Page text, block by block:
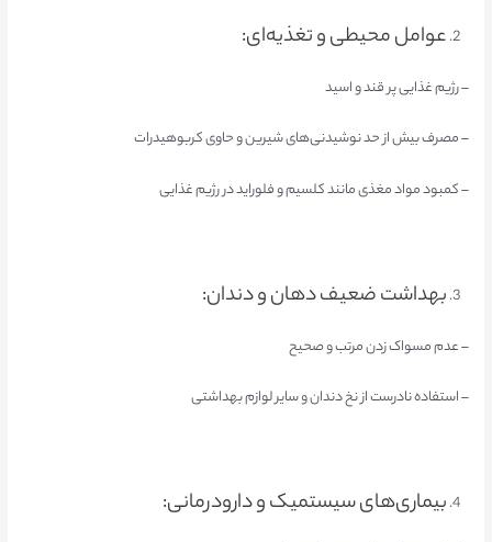
عوامل محیطی و تغذیه‌ای:
– رژیم غذایی پر قند و اسید
– مصرف بیش از حد نوشیدنی‌های شیرین و حاوی کربوهیدرات
– کمبود مواد مغذی مانند کلسیم و فلوراید در رژیم غذایی
بهداشت ضعیف دهان و دندان:
– عدم مسواک زدن مرتب و صحیح
– استفاده نادرست از نخ دندان و سایر لوازم بهداشتی
بیماری‌های سیستمیک و دارو‌درمانی: